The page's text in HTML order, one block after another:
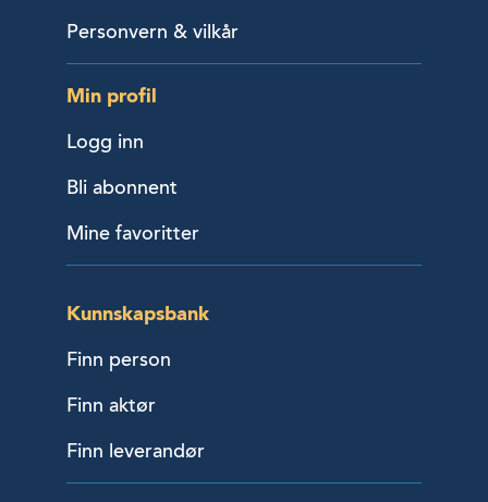
Personvern & vilkår
Min profil
Logg inn
Bli abonnent
Mine favoritter
Kunnskapsbank
Finn person
Finn aktør
Finn leverandør